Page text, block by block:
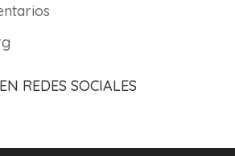
REDES SOCIALES